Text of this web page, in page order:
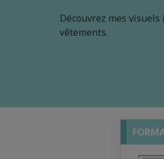
Découvrez mes
vêtements.